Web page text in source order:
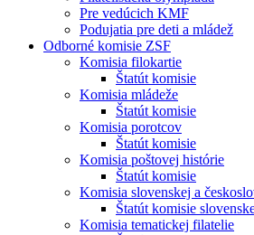
Pre vedúcich KMF
Podujatia pre deti a mládež
Odborné komisie ZSF
Komisia filokartie
Štatút komisie
Komisia mládeže
Štatút komisie
Komisia porotcov
Štatút komisie
Komisia poštovej histórie
Štatút komisie
Komisia slovenskej a
Štatút komisie
Komisia tematickej filatelie